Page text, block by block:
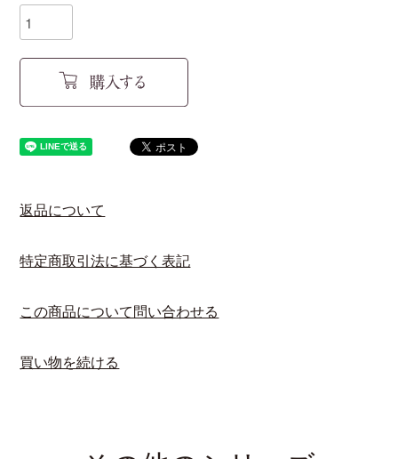
返品について
特定商取引法に基づく表記
この商品について問い合わせる
買い物を続ける